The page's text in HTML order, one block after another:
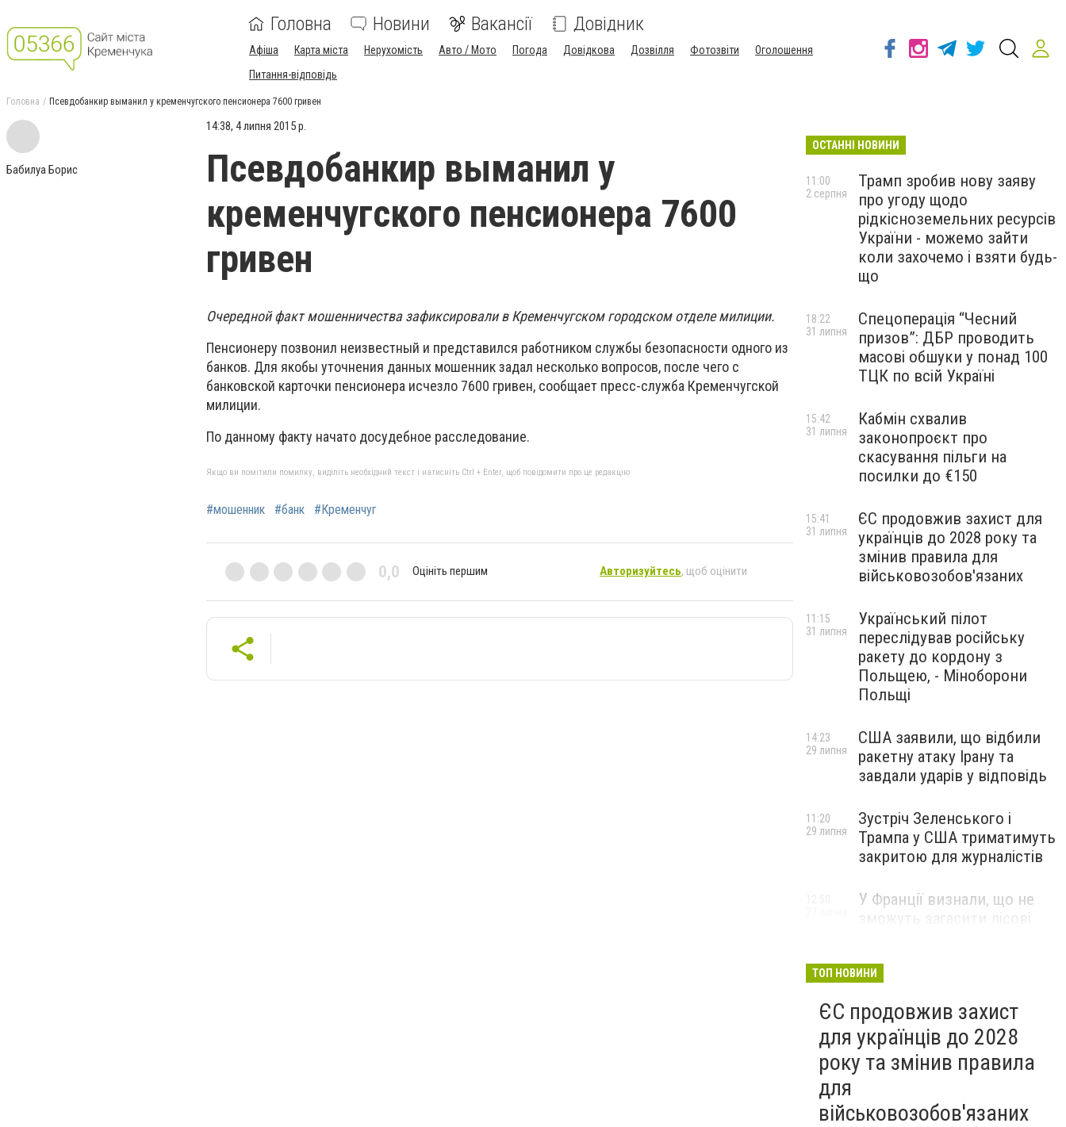
Головна Новини Вакансії Довідник
Афіша Карта міста Нерухомість Авто / Мото Погода Довідкова Дозвілля Фотозвіти
Оголошення
Питання-відповідь
Головна Псевдобанкир выманил у кременчугского пенсионера 7600 гривен
Бабилуа Борис
14:38, 4 липня 2015 р.
Псевдобанкир выманил у
кременчугского пенсионера 7600
гривен
Очередной факт мошенничества зафиксировали в Кременчугском городском отделе милиции.
Пенсионеру позвонил неизвестный и представился работником службы безопасности одного из
банков. Для якобы уточнения данных мошенник задал несколько вопросов, после чего с
банковской карточки пенсионера исчезло 7600 гривен, сообщает пресс-служба Кременчугской
милиции.
По данному факту начато досудебное расследование.
Якщо ви помітили помилку, виділіть необхідний текст і натисніть Ctrl + Enter, щоб повідомити про це редакцію
#мошенник #банк #Кременчуг
0,0 Оцініть першим Авторизуйтесь, щоб оцінити
ОСТАННІ НОВИНИ
Трамп зробив нову заяву
про угоду щодо
рідкісноземельних ресурсів
України - можемо зайти
коли захочемо і взяти будь-
що
11:00
2 серпня
Спецоперація “Чесний
призов”: ДБР проводить
масові обшуки у понад 100
ТЦК по всій Україні
18:22
31 липня
Кабмін схвалив
законопроєкт про
скасування пільги на
посилки до €150
15:42
31 липня
ЄС продовжив захист для
українців до 2028 року та
змінив правила для
військовозобов'язаних
15:41
31 липня
Український пілот
переслідував російську
ракету до кордону з
Польщею, - Міноборони
Польщі
11:15
31 липня
США заявили, що відбили
ракетну атаку Ірану та
завдали ударів у відповідь
14:23
29 липня
Зустріч Зеленського і
Трампа у США триматимуть
закритою для журналістів
11:20
29 липня
У Франції визнали, що не
ТОП НОВИНИ
ЄС продовжив захист
для українців до 2028
року та змінив правила
для
військовозобов'язаних